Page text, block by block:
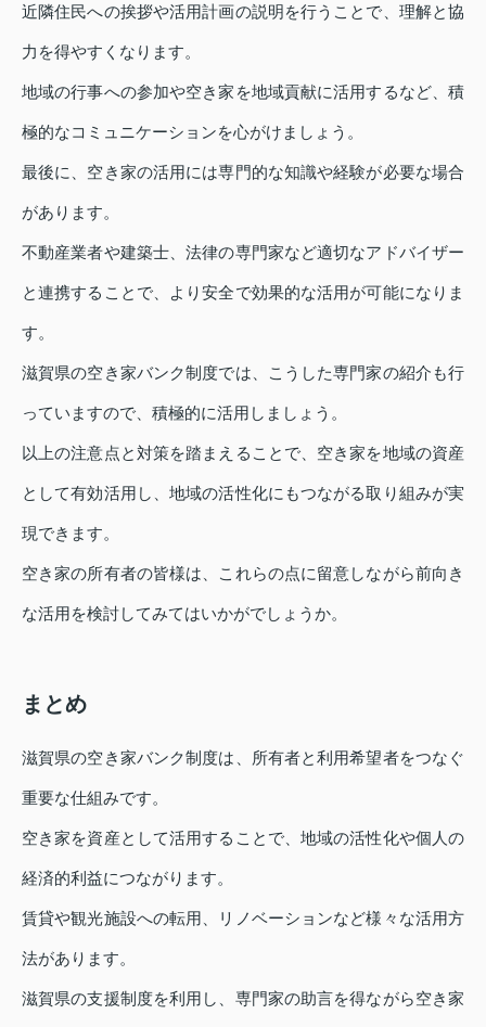
近隣住民への挨拶や活用計画の説明を行うことで、理解と協
力を得やすくなります。
地域の行事への参加や空き家を地域貢献に活用するなど、積
極的なコミュニケーションを心がけましょう。
最後に、空き家の活用には専門的な知識や経験が必要な場合
があります。
不動産業者や建築士、法律の専門家など適切なアドバイザー
と連携することで、より安全で効果的な活用が可能になりま
す。
滋賀県の空き家バンク制度では、こうした専門家の紹介も行
っていますので、積極的に活用しましょう。
以上の注意点と対策を踏まえることで、空き家を地域の資産
として有効活用し、地域の活性化にもつながる取り組みが実
現できます。
空き家の所有者の皆様は、これらの点に留意しながら前向き
な活用を検討してみてはいかがでしょうか。
まとめ
滋賀県の空き家バンク制度は、所有者と利用希望者をつなぐ
重要な仕組みです。
空き家を資産として活用することで、地域の活性化や個人の
経済的利益につながります。
賃貸や観光施設への転用、リノベーションなど様々な活用方
法があります。
滋賀県の支援制度を利用し、専門家の助言を得ながら空き家